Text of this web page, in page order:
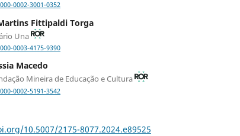
0002-3001-0352
Fittipaldi Torga
Una
0003-4175-9390
Macedo
Mineira de Educação e Cultura
0002-5191-3542
10.5007/2175-8077.2024.e89525